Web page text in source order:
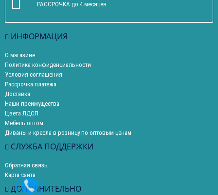
РАССРОЧКА до 4 месяцев
ИНФОРМАЦИЯ
О магазине
Политика конфиденциальности
Условия соглашения
Рассрочка платежа
Доставка
Наши преимущества
Цвета ЛДСП
Мебель оптом
Диваны и кресла в розницу по оптовым ценам
СЛУЖБА ПОДДЕРЖКИ
Обратная связь
Карта сайта
ДОПОЛНИТЕЛЬНО